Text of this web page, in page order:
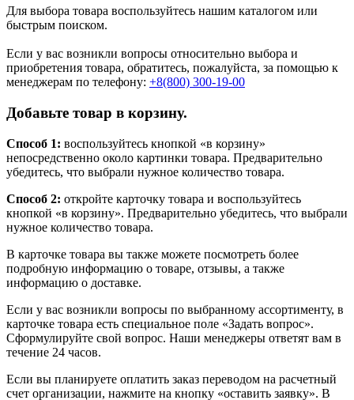
Для выбора товара воспользуйтесь нашим каталогом или
быстрым поиском.
Если у вас возникли вопросы относительно выбора и
приобретения товара, обратитесь, пожалуйста, за помощью к
менеджерам по телефону: +8(800) 300-19-00
Добавьте товар в корзину.
Способ 1: воспользуйтесь кнопкой «в корзину»
непосредственно около картинки товара. Предварительно
убедитесь, что выбрали нужное количество товара.
Способ 2: откройте карточку товара и воспользуйтесь
кнопкой «в корзину». Предварительно убедитесь, что выбрали
нужное количество товара.
В карточке товара вы также можете посмотреть более
подробную информацию о товаре, отзывы, а также
информацию о доставке.
Если у вас возникли вопросы по выбранному ассортименту, в
карточке товара есть специальное поле «Задать вопрос».
Сформулируйте свой вопрос. Наши менеджеры ответят вам в
течение 24 часов.
Если вы планируете оплатить заказ переводом на расчетный
счет организации, нажмите на кнопку «оставить заявку». В